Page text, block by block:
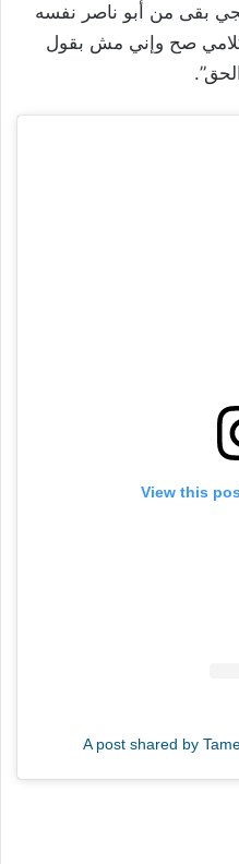
بقى من أبو ناصر نفسه
كلامي صح وإني مش بقول
View this
A post shared by